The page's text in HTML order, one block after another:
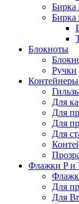
Бирка
Бирка
Блокноты
Ручки
Контейнеры
Для
Для
Для
Для
Флажки P и
Для
Для